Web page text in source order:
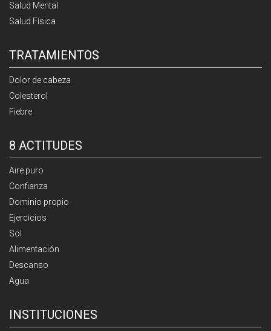
Salud Mental
Salud Física
TRATAMIENTOS
Dolor de cabeza
Colesterol
Fiebre
8 ACTITUDES
Aire puro
Confianza
Dominio propio
Ejercicios
Sol
Alimentación
Descanso
Agua
INSTITUCIONES